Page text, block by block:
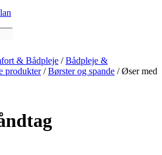
& Bådpleje /Bådpleje &
produkter/Børster og spande / Øser med